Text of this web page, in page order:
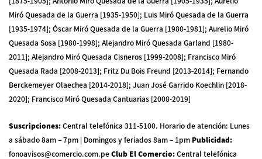
Miró Quesada de la Guerra [1935-1950]; Luis Miró Quesada de la Guerra
[1935-1974]; Óscar Miró Quesada de la Guerra [1980-1981]; Aurelio Miró
Quesada Sosa [1980-1998]; Alejandro Miró Quesada Garland [1980-
2011]; Alejandro Miró Quesada Cisneros [1999-2008]; Francisco Miró
Quesada Rada [2008-2013]; Fritz Du Bois Freund [2013-2014]; Fernando
Berckemeyer Olaechea [2014-2018]; Juan José Garrido Koechlin [2018-
2020]; Francisco Miró Quesada Cantuarias [2008-2019]
Suscripciones:Central telefónica 311-5100. Horario de atención: Lunes
a sábado 8am – 7pm | Domingos y feriados 8am – 1pm Publicidad:
fonoavisos@comercio.com.peClub El Comercio:Central telefónica